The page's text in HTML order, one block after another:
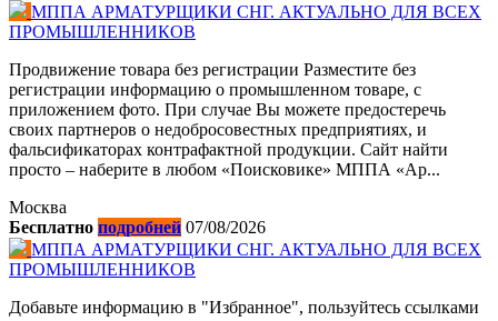
МППА АРМАТУРЩИКИ СНГ. АКТУАЛЬНО ДЛЯ ВСЕХ
ПРОМЫШЛЕННИКОВ
Продвижение товара без регистрации Разместите без
регистрации информацию о промышленном товаре, с
приложением фото. При случае Вы можете предостеречь
своих партнеров о недобросовестных предприятиях, и
фальсификаторах контрафактной продукции. Сайт найти
просто – наберите в любом «Поисковике» МППА «Ар...
Москва
Бесплатно подробней 07/08/2026
МППА АРМАТУРЩИКИ СНГ. АКТУАЛЬНО ДЛЯ ВСЕХ
ПРОМЫШЛЕННИКОВ
Добавьте информацию в "Избранное", пользуйтесь ссылками